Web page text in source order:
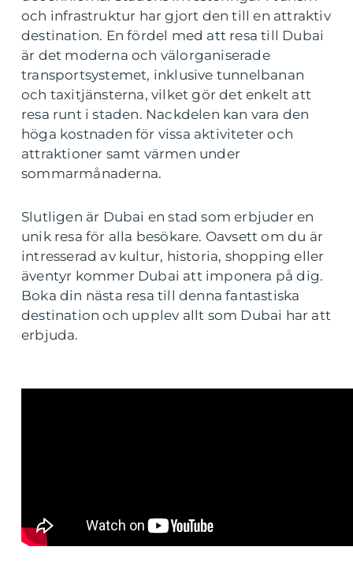
och infrastruktur har gjort den till en attraktiv
destination. En fördel med att resa till Dubai
är det moderna och välorganiserade
transportsystemet, inklusive tunnelbanan
och taxitjänsterna, vilket gör det enkelt att
resa runt i staden. Nackdelen kan vara den
höga kostnaden för vissa aktiviteter och
attraktioner samt värmen under
sommarmånaderna.
Slutligen är Dubai en stad som erbjuder en
unik resa för alla besökare. Oavsett om du är
intresserad av kultur, historia, shopping eller
äventyr kommer Dubai att imponera på dig.
Boka din nästa resa till denna fantastiska
destination och upplev allt som Dubai har att
erbjuda.